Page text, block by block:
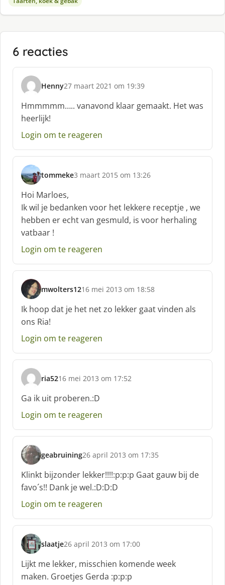
6 reacties
Henny
s
c
h
r
e
f
27 maart 2021 om 19:39
Hmmmmm….. vanavond klaar gemaakt. Het was
heerlijk!
Login om te reageren
tommeke
s
c
h
r
e
e
:
3 maart 2015 om 13:26
Hoi Marloes,
Ik wil je bedanken voor het lekkere receptje , we
hebben er echt van gesmuld, is voor herhaling
vatbaar !
Login om te reageren
mwolters12
s
c
h
r
e
f
16 mei 2013 om 18:58
Ik hoop dat je het net zo lekker gaat vinden als
ons Ria!
Login om te reageren
ria52
s
c
h
r
e
f
:
16 mei 2013 om 17:52
Ga ik uit proberen.:D
Login om te reageren
geabruining
s
c
h
r
e
f
26 april 2013 om 17:35
Klinkt bijzonder lekker!!!!:p:p:p Gaat gauw bij de
favo´s!! Dank je wel.:D:D:D
Login om te reageren
slaatje
s
c
h
r
26 april 2013 om 17:00
Lijkt me lekker, misschien komende week
maken. Groetjes Gerda :p:p:p